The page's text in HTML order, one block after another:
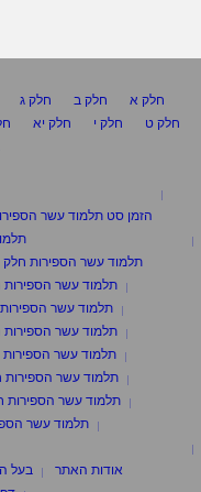
חלק א
חלק ב חלק ג
חלק ט
חלק י חלק יא
הזמן סט תלמוד עשר
תלמוד עשר הספירות
תלמוד עשר
תלמוד עשר
תלמוד עשר
תלמוד עשר הספירות
תלמוד עשר הספירות
תלמוד עשר הספירות
תלמוד עשר
אודות האתר
בעל